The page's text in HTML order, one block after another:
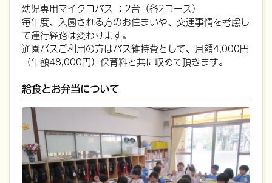
幼児専用マイクロバス ：2台（各2コース）
毎年度、入園される方のお住まいや、交通事情を考慮し
て運行経路は変わります。
通園バスご利用の方はバス維持費として、月額4,000円
（年額48,000円）保育料と共に収めて頂きます。
給食とお弁当について